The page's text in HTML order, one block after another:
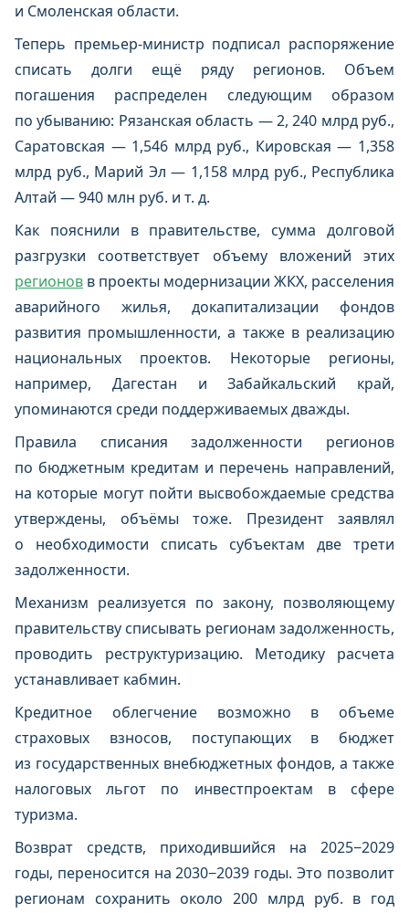
и Смоленская области.
Теперь премьер-министр подписал распоряжение
списать долги ещё ряду регионов. Объем
погашения распределен следующим образом
по убыванию: Рязанская область — 2, 240 млрд руб.,
Саратовская — 1,546 млрд руб., Кировская — 1,358
млрд руб., Марий Эл — 1,158 млрд руб., Республика
Алтай — 940 млн руб. и т. д.
Как пояснили в правительстве, сумма долговой
разгрузки соответствует объему вложений этих
регионов в проекты модернизации ЖКХ, расселения
аварийного жилья, докапитализации фондов
развития промышленности, а также в реализацию
национальных проектов. Некоторые регионы,
например, Дагестан и Забайкальский край,
упоминаются среди поддерживаемых дважды.
Правила списания задолженности регионов
по бюджетным кредитам и перечень направлений,
на которые могут пойти высвобождаемые средства
утверждены, объёмы тоже. Президент заявлял
о необходимости списать субъектам две трети
задолженности.
Механизм реализуется по закону, позволяющему
правительству списывать регионам задолженность,
проводить реструктуризацию. Методику расчета
устанавливает кабмин.
Кредитное облегчение возможно в объеме
страховых взносов, поступающих в бюджет
из государственных внебюджетных фондов, а также
налоговых льгот по инвестпроектам в сфере
туризма.
Возврат средств, приходившийся на 2025−2029
годы, переносится на 2030−2039 годы. Это позволит
регионам сохранить около 200 млрд руб. в год